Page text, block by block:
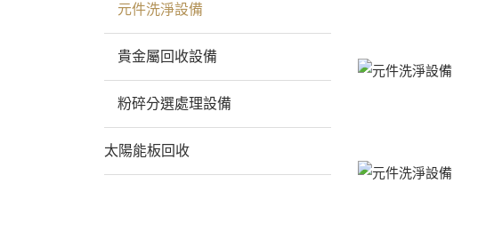
元件洗淨設備
貴金屬回收設備
粉碎分選處理設備
太陽能板回收